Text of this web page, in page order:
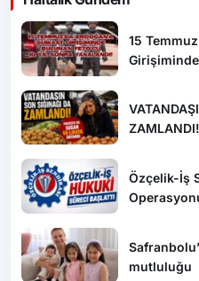
15
Girişiminde
ZAMLANDI!
Özçelik-İş
mutluluğu